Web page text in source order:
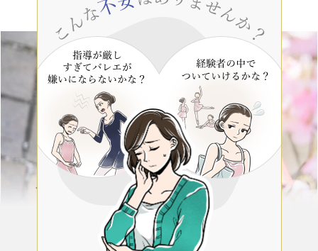
選べる３つの
通い方スタイル